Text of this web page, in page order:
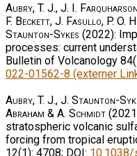
Aubry, T. J., J. I.
F. Beckett, J. Fasullo, P. O.
Staunton-Sykes (2022):
processes: current
Bulletin of Volcanology
022-01562-8 (externer
Aubry, T. J., J. Staunton-
Abraham & A. Schmidt
stratospheric volcanic
forcing from tropical
12(1): 4708; DOI: